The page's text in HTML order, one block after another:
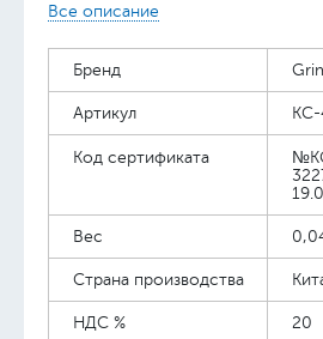
В комплекте: 6 цветов (синий,
и 1 аппликатор.
Все описание
Бренд
Артикул КС-
Код сертификата
Вес
Страна производства
НДС % 20